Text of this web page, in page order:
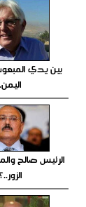
بين يدي
الرئيس صالح